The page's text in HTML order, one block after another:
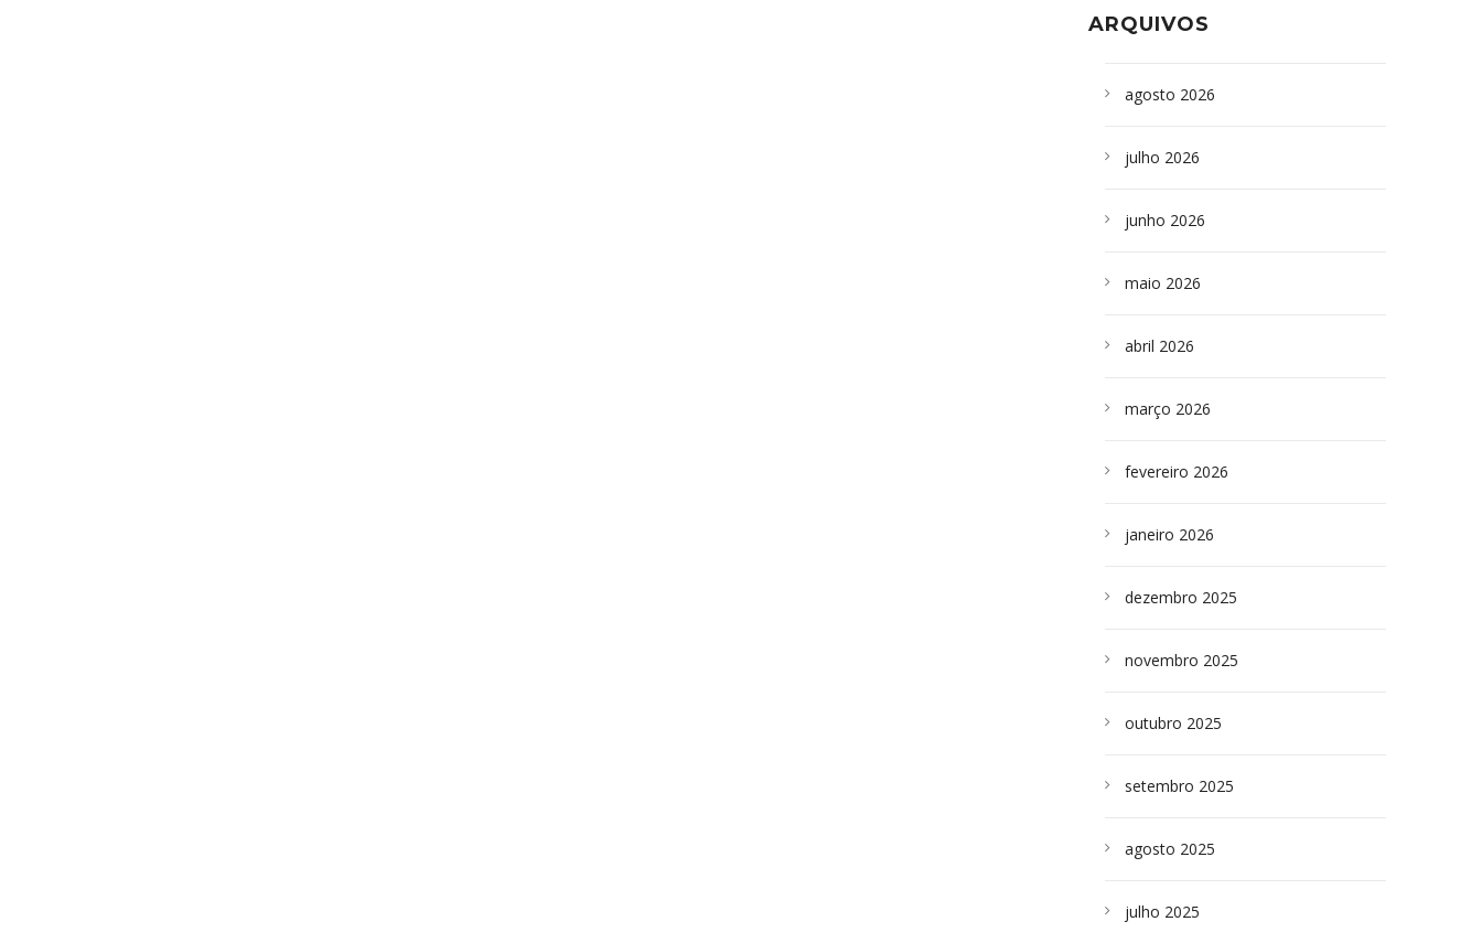
sepultados em SP
ARQUIVOS
agosto 2026
julho 2026
junho 2026
maio 2026
abril 2026
março 2026
fevereiro 2026
janeiro 2026
dezembro 2025
novembro 2025
outubro 2025
setembro 2025
agosto 2025
julho 2025